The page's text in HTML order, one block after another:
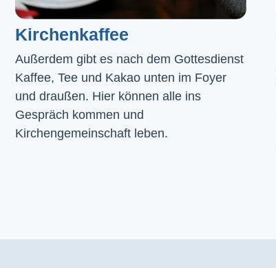
Kirchenkaffee
Außerdem gibt es nach dem Gottesdienst
Kaffee, Tee und Kakao unten im Foyer
und draußen. Hier können alle ins
Gespräch kommen und
Kirchengemeinschaft leben.